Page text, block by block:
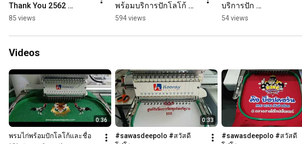
Thank You 2562
#sawasdeepolo #สวัสดี
โปโลสีดำ #เสื้อ
85 views
พร้อมบริการปักโลโก้
#sawasdeepolo #สวัสดี
โปโลสีแดง #เสื้อ
594 views
บริการปัก
#sawasdeepolo #สวัสดี
โปโลสีกรม #เสื้อ
54 views
Videos
0:36
พรมไก่พร้อมปักโลโก้และชื่อ
0:33
#sawasdeepolo #สวัสดี
#sawasdeepolo #สวัสดี